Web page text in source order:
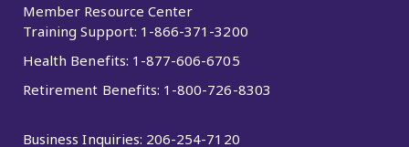
Member Resource Center
Training Support: 1-866-371-3200
Health Benefits: 1-877-606-6705
Retirement Benefits: 1-800-726-8303
Business Inquiries: 206-254-7120